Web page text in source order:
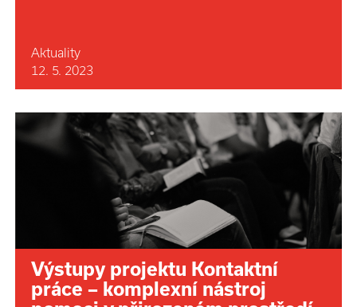
Aktuality
12. 5. 2023
Výstupy projektu Kontaktní
práce – komplexní nástroj